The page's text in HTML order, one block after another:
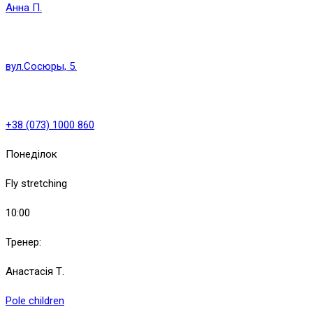
Анна П.
вул.Сосюры, 5.
+38 (073) 1000 860
Понеділок
Fly stretching
10:00
Тренер:
Анастасія Т.
Pole children